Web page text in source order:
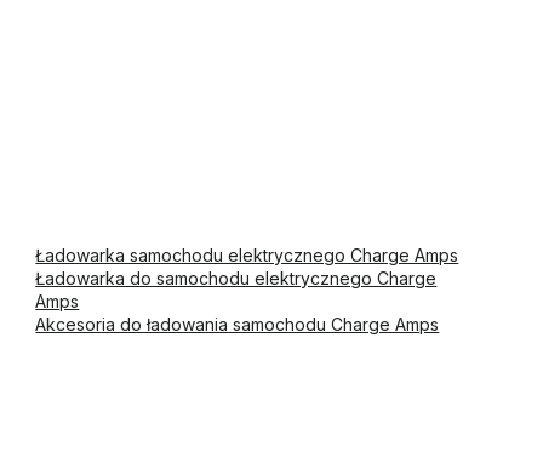
Ładowarka samochodu elektrycznego Charge Amps
Ładowarka do samochodu elektrycznego Charge
Amps
Akcesoria do ładowania samochodu Charge Amps